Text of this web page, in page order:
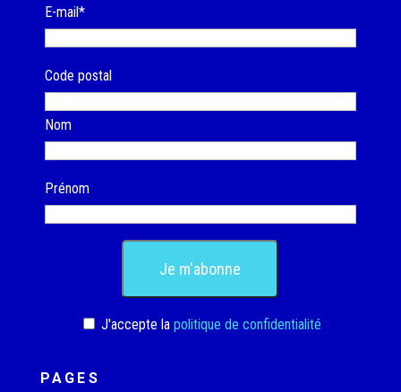
E-mail*
Code postal
Nom
Prénom
J'accepte la politique de confidentialité
PAGES